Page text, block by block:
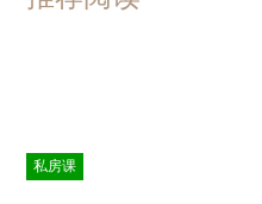
私房课